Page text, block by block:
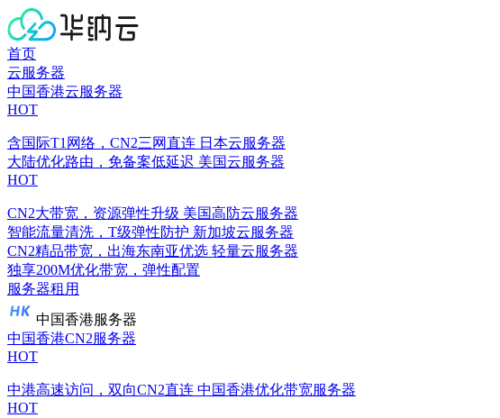
首页
云服务器
中国香港云服务器
HOT
含国际T1网络，CN2三网直连 日本云服务器
大陆优化路由，免备案低延迟 美国云服务器
HOT
CN2大带宽，资源弹性升级 美国高防云服务器
智能流量清洗，T级弹性防护 新加坡云服务器
CN2精品带宽，出海东南亚优选 轻量云服务器
独享200M优化带宽，弹性配置
服务器租用
中国香港服务器
中国香港CN2服务器
HOT
中港高速访问，双向CN2直连 中国香港优化带宽服务器
HOT